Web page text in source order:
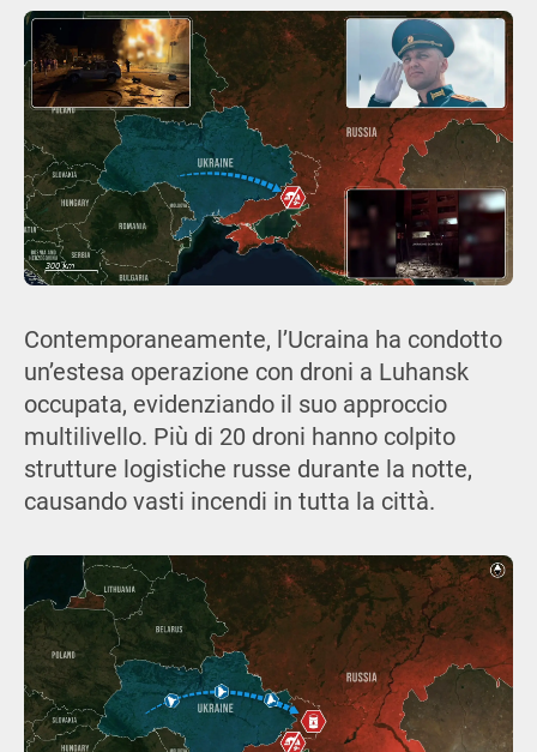
Contemporaneamente, l’Ucraina ha condotto
un’estesa operazione con droni a Luhansk
occupata, evidenziando il suo approccio
multilivello. Più di 20 droni hanno colpito
strutture logistiche russe durante la notte,
causando vasti incendi in tutta la città.